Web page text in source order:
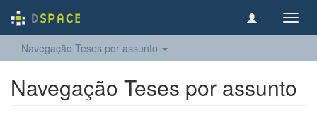
Navegação Teses por assunto
Navegação Teses por assunto